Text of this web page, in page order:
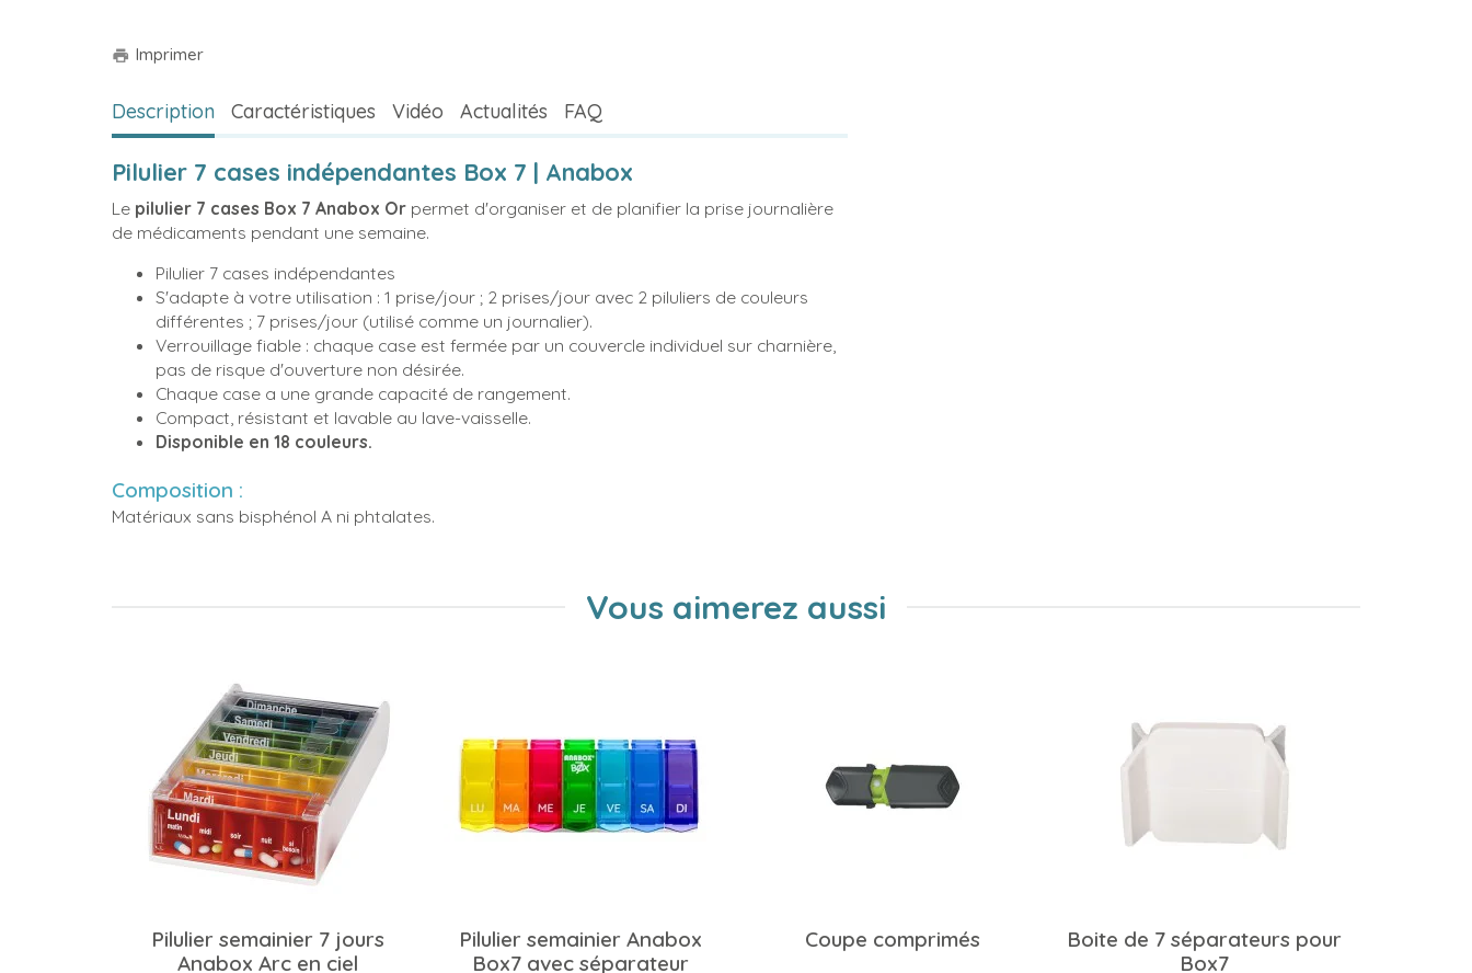
print Imprimer
Description Caractéristiques Vidéo Actualités FAQ
Pilulier 7 cases indépendantes Box 7 | Anabox
Le pilulier 7 cases Box 7 Anabox Or permet d'organiser et de planifier la prise journalière
de médicaments pendant une semaine.
Pilulier 7 cases indépendantes
S'adapte à votre utilisation : 1 prise/jour ; 2 prises/jour avec 2 piluliers de couleurs
différentes ; 7 prises/jour (utilisé comme un journalier).
Verrouillage fiable : chaque case est fermée par un couvercle individuel sur charnière,
pas de risque d'ouverture non désirée.
Chaque case a une grande capacité de rangement.
Compact, résistant et lavable au lave-vaisselle.
Disponible en 18 couleurs.
Composition :
Matériaux sans bisphénol A ni phtalates.
Vous aimerez aussi
Pilulier semainier 7 jours
Anabox Arc en ciel
Pilulier semainier Anabox
Box7 avec séparateur
Coupe comprimés
Boite de 7 séparateurs pour
Box7